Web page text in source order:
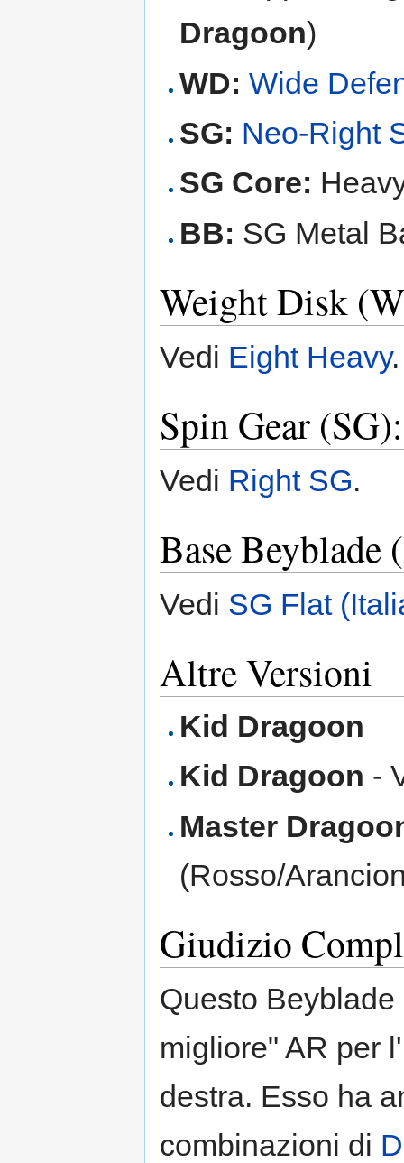
Dragoon)
WD: Wide
SG: Neo-Right
SG Core:
BB: SG Metal
Weight Disk
Vedi Eight Heavy.
Spin Gear
Vedi Right SG.
Base Beyblade
Vedi SG Flat
Altre Versioni
Kid Dragoon
Kid Dragoon -
Master
(Rosso/
Giudizio
Questo
migliore" AR per l'
destra. Esso ha
combinazioni di